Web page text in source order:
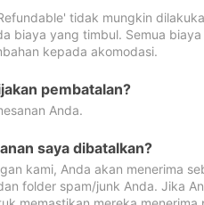
tidak mungkin
biaya yang timbul. Semua
kepada akomodasi.
pembatalan?
Anda.
saya dibatalkan?
kami, Anda akan menerima
folder spam/junk Anda. Jika